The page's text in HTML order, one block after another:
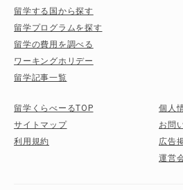
留学する国から探す
留学プログラムを探す
留学の費用を調べる
ワーキングホリデー
留学記事一覧
留学くらべーるTOP
サイトマップ
利用規約
個人
お問
広告
運営